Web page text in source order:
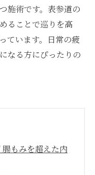
施術です。表参道の
ることで巡りを高
ています。日常の疲
なる方にぴったりの
もみを超えた内